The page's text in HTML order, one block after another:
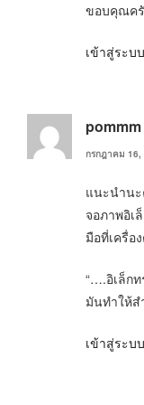
ขอบคุณค
เข้าสู่ระบ
pommm
กรกฎาคม 16,
แนะนำน
จอภาพอิเ
มือที่เครื่อ
“….อิเล็ก
มันทำให้ส
เข้าสู่ระบ